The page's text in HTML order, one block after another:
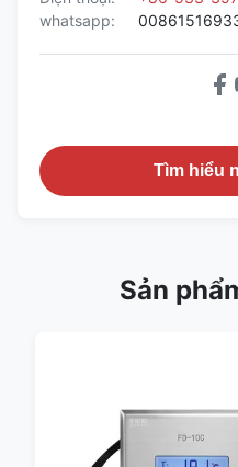
whatsapp:
Tìm hiểu
Sản